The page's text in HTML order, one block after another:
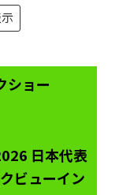
ショー
日本代表
ビューイン